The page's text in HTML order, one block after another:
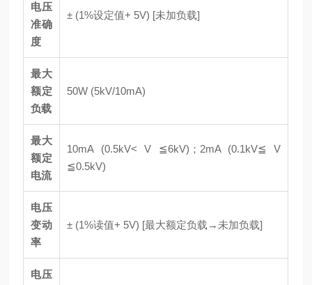
电压
准确
度
± (1%设定值+ 5V) [未加负载]
最大
额定
负载
50W (5kV/10mA)
最大
额定
电流
10mA (0.5kV< V ≦6kV)；2mA (0.1kV≦ V
≦0.5kV)
电压
变动
率
± (1%读值+ 5V) [最大额定负载→未加负载]
电压